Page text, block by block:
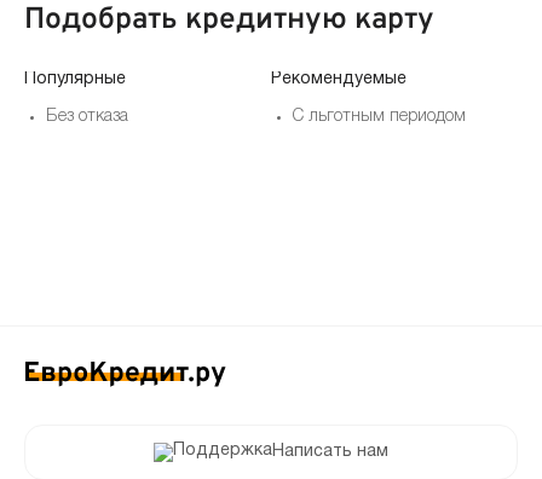
Подобрать кредитную карту
Популярные
Без отказа
Рекомендуемые
С льготным периодом
Написать нам